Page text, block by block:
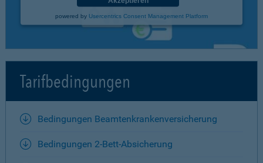
powered by Usercentrics Consent Management Platform
Tarifbedingungen
Bedingungen Beamtenkrankenversicherung
Bedingungen 2-Bett-Absicherung